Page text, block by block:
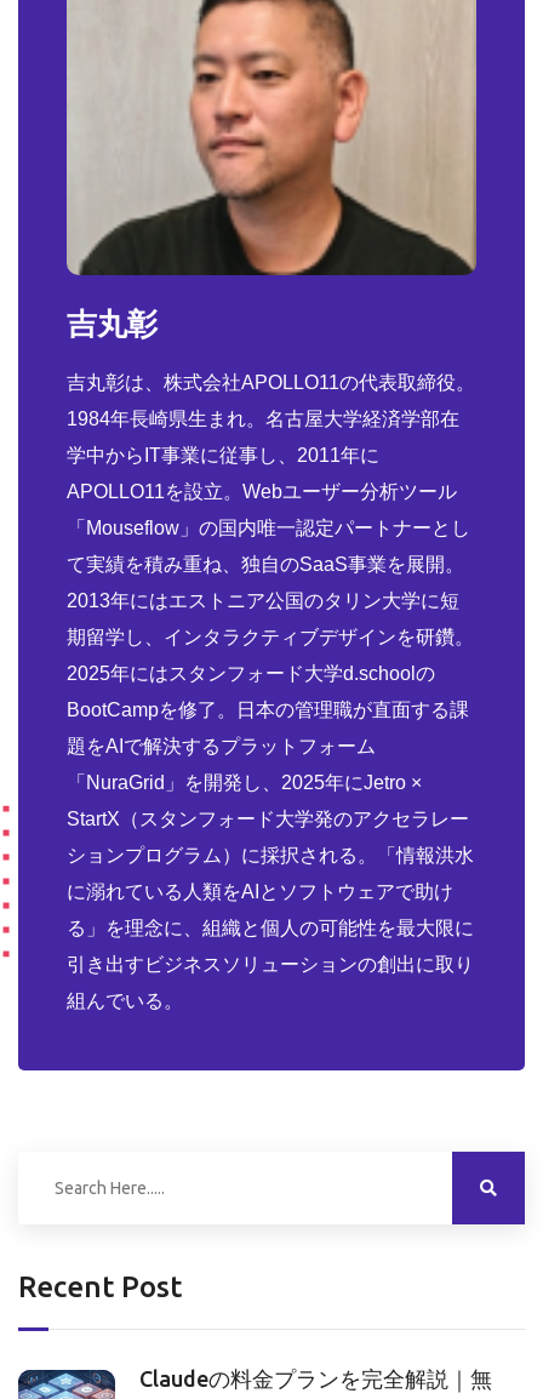
吉丸彰
吉丸彰は、株式会社APOLLO11の代表取締役。
1984年長崎県生まれ。名古屋大学経済学部在
学中からIT事業に従事し、2011年に
APOLLO11を設立。Webユーザー分析ツール
「Mouseflow」の国内唯一認定パートナーとし
て実績を積み重ね、独自のSaaS事業を展開。
2013年にはエストニア公国のタリン大学に短
期留学し、インタラクティブデザインを研鑽。
2025年にはスタンフォード大学d.schoolの
BootCampを修了。日本の管理職が直面する課
題をAIで解決するプラットフォーム
「NuraGrid」を開発し、2025年にJetro ×
StartX（スタンフォード大学発のアクセラレー
ションプログラム）に採択される。「情報洪水
に溺れている人類をAIとソフトウェアで助け
る」を理念に、組織と個人の可能性を最大限に
引き出すビジネスソリューションの創出に取り
組んでいる。
Recent Post
Claudeの料金プランを完全解説｜無